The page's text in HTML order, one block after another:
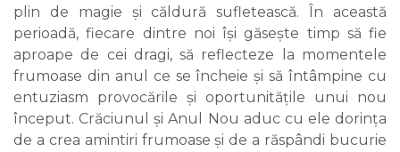
plin de magie și căldură sufletească. În această
perioadă, fiecare dintre noi își găsește timp să fie
aproape de cei dragi, să reflecteze la momentele
frumoase din anul ce se încheie și să întâmpine cu
entuziasm provocările și oportunitățile unui nou
început. Crăciunul și Anul Nou aduc cu ele dorința
de a crea amintiri frumoase și de a răspândi bucurie